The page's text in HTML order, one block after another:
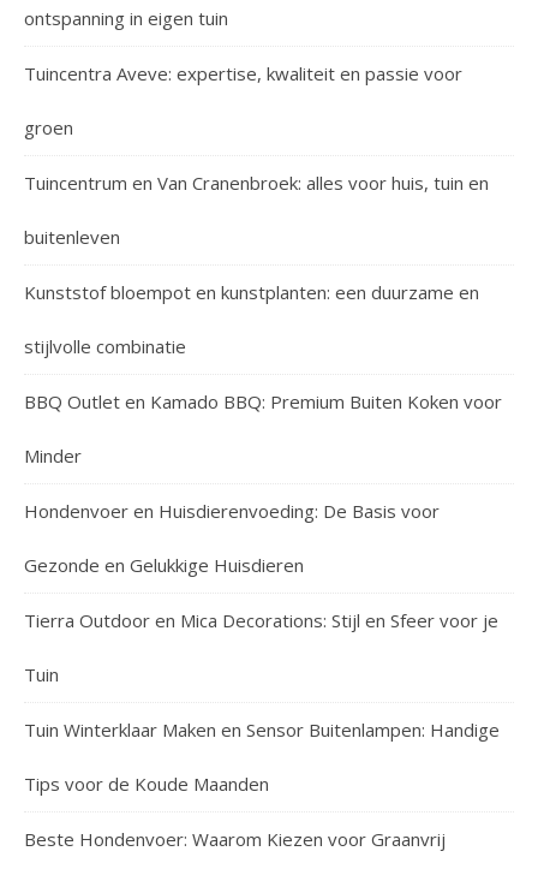
ontspanning in eigen tuin
Tuincentra Aveve: expertise, kwaliteit en passie voor
groen
Tuincentrum en Van Cranenbroek: alles voor huis, tuin en
buitenleven
Kunststof bloempot en kunstplanten: een duurzame en
stijlvolle combinatie
BBQ Outlet en Kamado BBQ: Premium Buiten Koken voor
Minder
Hondenvoer en Huisdierenvoeding: De Basis voor
Gezonde en Gelukkige Huisdieren
Tierra Outdoor en Mica Decorations: Stijl en Sfeer voor je
Tuin
Tuin Winterklaar Maken en Sensor Buitenlampen: Handige
Tips voor de Koude Maanden
Beste Hondenvoer: Waarom Kiezen voor Graanvrij